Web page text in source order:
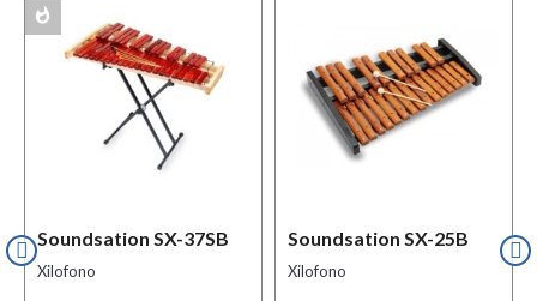
Soundsation SX-37SB
Xilofono
whatshot
Soundsation SX-25B
Xilofono